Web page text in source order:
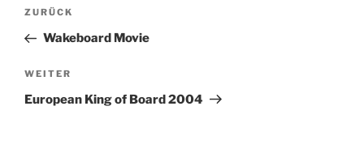
Vorheriger
Beitrag
ZURÜCK
Wakeboard Movie
Nächster
Beitrag
WEITER
European King of Board 2004